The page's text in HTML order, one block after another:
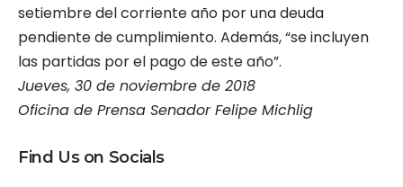
setiembre del corriente año por una deuda
pendiente de cumplimiento. Además, “se incluyen
las partidas por el pago de este año”.
Jueves, 30 de noviembre de 2018
Oficina de Prensa Senador Felipe Michlig
Find Us on Socials